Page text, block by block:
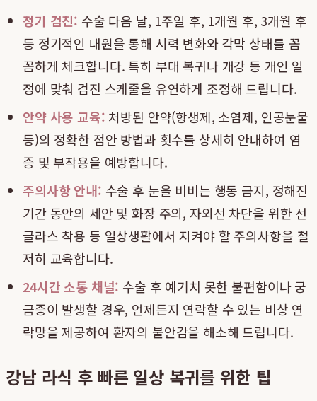
정기 검진: 수술 다음 날, 1주일 후, 1개월 후, 3개월 후
등 정기적인 내원을 통해 시력 변화와 각막 상태를 꼼
꼼하게 체크합니다. 특히 부대 복귀나 개강 등 개인 일
정에 맞춰 검진 스케줄을 유연하게 조정해 드립니다.
안약 사용 교육: 처방된 안약(항생제, 소염제, 인공눈물
등)의 정확한 점안 방법과 횟수를 상세히 안내하여 염
증 및 부작용을 예방합니다.
주의사항 안내: 수술 후 눈을 비비는 행동 금지, 정해진
기간 동안의 세안 및 화장 주의, 자외선 차단을 위한 선
글라스 착용 등 일상생활에서 지켜야 할 주의사항을 철
저히 교육합니다.
24시간 소통 채널: 수술 후 예기치 못한 불편함이나 궁
금증이 발생할 경우, 언제든지 연락할 수 있는 비상 연
락망을 제공하여 환자의 불안감을 해소해 드립니다.
강남 라식 후 빠른 일상 복귀를 위한 팁